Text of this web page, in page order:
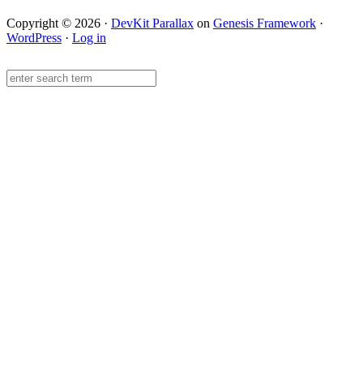
Copyright © 2026 · DevKit Parallax on Genesis Framework ·
WordPress · Log in